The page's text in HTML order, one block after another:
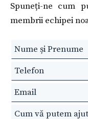
Spuneți-ne cum
membrii echipei
Leave
this
field
blank